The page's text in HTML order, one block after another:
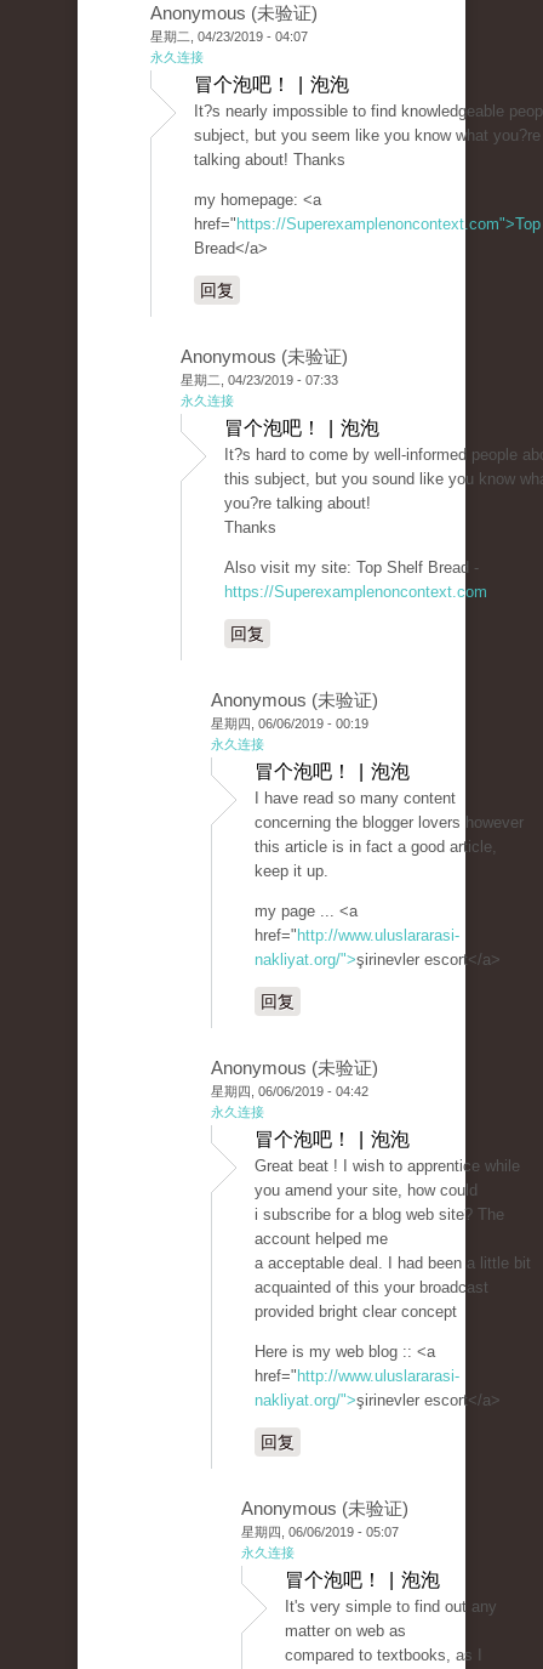
Anonymous (未验证)
星期二, 04/23/2019 - 04:07
永久连接
冒个泡吧！ | 泡泡
It?s nearly impossible to find knowledgeable
subject, but you seem like you know what you?re
talking about! Thanks
my homepage: <a
href=" https://Superexamplenoncontext.com">Top
Bread</a>
回复
Anonymous (未验证)
星期二, 04/23/2019 - 07:33
永久连接
冒个泡吧！ | 泡泡
It?s hard to come by well-informed people
this subject, but you sound like you know
you?re talking about!
Thanks
Also visit my site: Top Shelf Bread -
https://Superexamplenoncontext.com
回复
Anonymous (未验证)
星期四, 06/06/2019 - 00:19
永久连接
冒个泡吧！ | 泡泡
I have read so many content
concerning the blogger lovers however
this article is in fact a good article,
keep it up.
my page ... <a
href=" http://www.uluslararasi-
nakliyat.org/">şirinevler escort</a>
回复
Anonymous (未验证)
星期四, 06/06/2019 - 04:42
永久连接
冒个泡吧！ | 泡泡
Great beat ! I wish to apprentice while
you amend your site, how could
i subscribe for a blog web site? The
account helped me
a acceptable deal. I had been a little bit
acquainted of this your broadcast
provided bright clear concept
Here is my web blog :: <a
href=" http://www.uluslararasi-
nakliyat.org/">şirinevler escort</a>
回复
Anonymous (未验证)
星期四, 06/06/2019 - 05:07
永久连接
冒个泡吧！ | 泡泡
It's very simple to find out any
matter on web as
compared to textbooks, as I